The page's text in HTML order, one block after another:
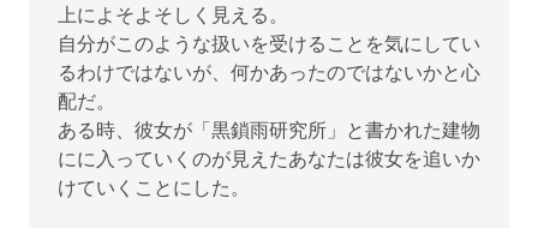
上によそよそしく見える。
自分がこのような扱いを受けることを気にしてい
るわけではないが、何かあったのではないかと心
配だ。
ある時、彼女が「黒鎖雨研究所」と書かれた建物
にに入っていくのが見えたあなたは彼女を追いか
けていくことにした。